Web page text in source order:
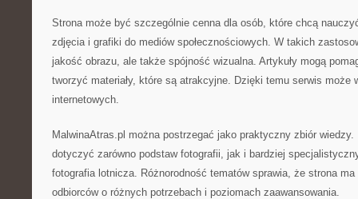
Strona może być szczególnie cenna dla osób, które chcą
zdjęcia i grafiki do mediów społecznościowych. W takich
jakość obrazu, ale także spójność wizualna. Artykuły mogą
tworzyć materiały, które są atrakcyjne. Dzięki temu serwis może
internetowych.
MalwinaAtras.pl można postrzegać jako praktyczny zbiór
dotyczyć zarówno podstaw fotografii, jak i bardziej
fotografia lotnicza. Różnorodność tematów sprawia, że strona ma
odbiorców o różnych potrzebach i poziomach zaawansowania.